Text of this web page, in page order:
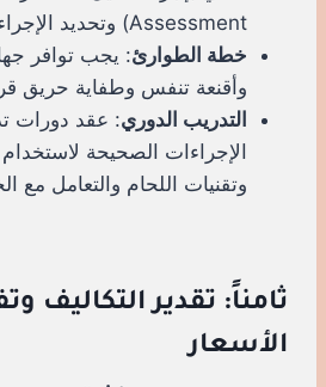
Assessment) وتحديد الإجراءات الوقائية.
خطة الطوارئ: يجب توافر
وأقنعة تنفس وطفاية حريق
التدريب الدوري: عقد دورات
الإجراءات الصحيحة لاستخدام
وتقنيات اللحام والتعامل مع
ثامناً: تقدير التكاليف
الأسعار